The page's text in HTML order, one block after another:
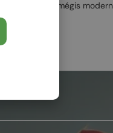
a fényűző, mégis modern